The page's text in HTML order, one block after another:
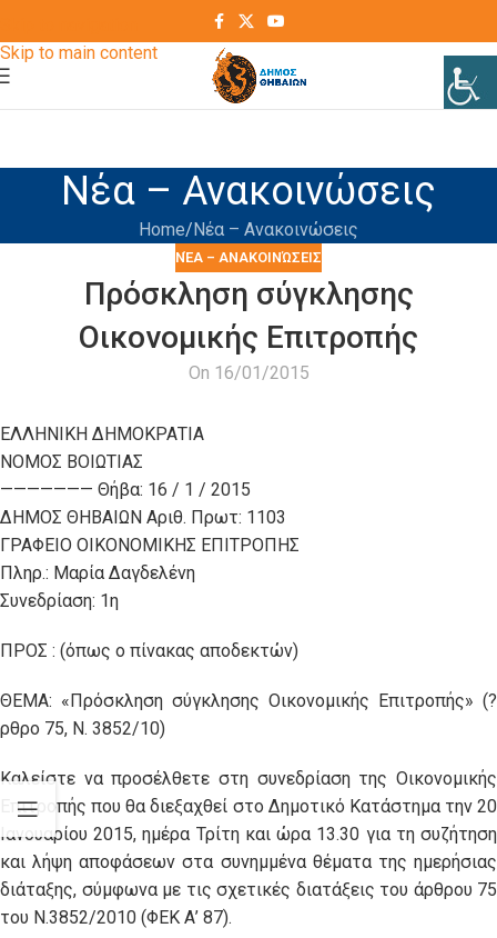
Skip to main content
Νέα – Ανακοινώσεις
Home Νέα – Ανακοινώσεις
ΝΈΑ – ΑΝΑΚΟΙΝΏΣΕΙΣ
Πρόσκληση σύγκλησης
Οικονομικής Επιτροπής
On 16/01/2015
ΕΛΛΗΝΙΚΗ ΔΗΜΟΚΡΑΤΙΑ
ΝΟΜΟΣ ΒΟΙΩΤΙΑΣ
——————— Θήβα: 16 / 1 / 2015
ΔΗΜΟΣ ΘΗΒΑΙΩΝ Αριθ. Πρωτ: 1103
ΓΡΑΦΕΙΟ ΟΙΚΟΝΟΜΙΚΗΣ ΕΠΙΤΡΟΠΗΣ
Πληρ.: Μαρία Δαγδελένη
Συνεδρίαση: 1η
ΠΡΟΣ : (όπως ο πίνακας αποδεκτών)
ΘΕΜΑ: «Πρόσκληση σύγκλησης Οικονομικής Επιτροπής» (?
ρθρο 75, Ν. 3852/10)
Καλείστε να προσέλθετε στη συνεδρίαση της Οικονομικής
Επιτροπής που θα διεξαχθεί στο Δημοτικό Κατάστημα την 20
Ιανουαρίου 2015, ημέρα Τρίτη και ώρα 13.30 για τη συζήτηση
και λήψη αποφάσεων στα συνημμένα θέματα της ημερήσιας
διάταξης, σύμφωνα με τις σχετικές διατάξεις του άρθρου 75
του Ν.3852/2010 (ΦΕΚ Α’ 87).